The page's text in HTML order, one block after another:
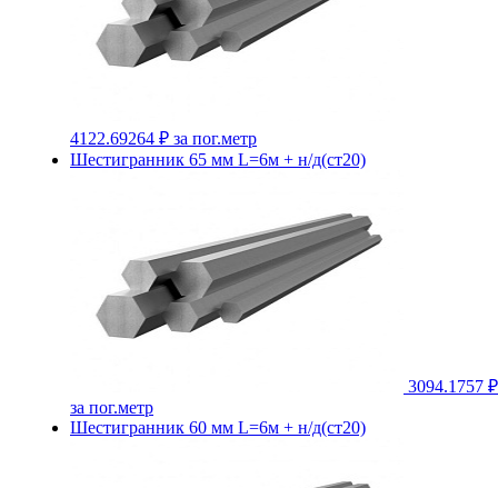
4122.69264 ₽ за пог.метр
Шестигранник 65 мм L=6м + н/д(ст20)
3094.1757 ₽
за пог.метр
Шестигранник 60 мм L=6м + н/д(ст20)